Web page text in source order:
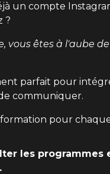
un compte
?
vous êtes à l'aube
parfait pour
communiquer.
pour
les